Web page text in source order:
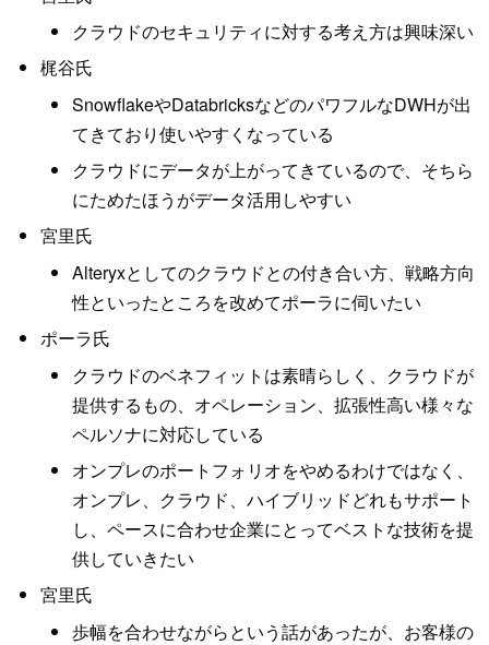
クラウドのセキュリティに対する考え方は興味深い
梶谷氏
SnowflakeやDatabricksなどのパワフルなDWHが出
てきており使いやすくなっている
クラウドにデータが上がってきているので、そちら
にためたほうがデータ活用しやすい
宮里氏
Alteryxとしてのクラウドとの付き合い方、戦略方向
性といったところを改めてポーラに伺いたい
ポーラ氏
クラウドのベネフィットは素晴らしく、クラウドが
提供するもの、オペレーション、拡張性高い様々な
ペルソナに対応している
オンプレのポートフォリオをやめるわけではなく、
オンプレ、クラウド、ハイブリッドどれもサポート
し、ペースに合わせ企業にとってベストな技術を提
供していきたい
宮里氏
歩幅を合わせながらという話があったが、お客様の